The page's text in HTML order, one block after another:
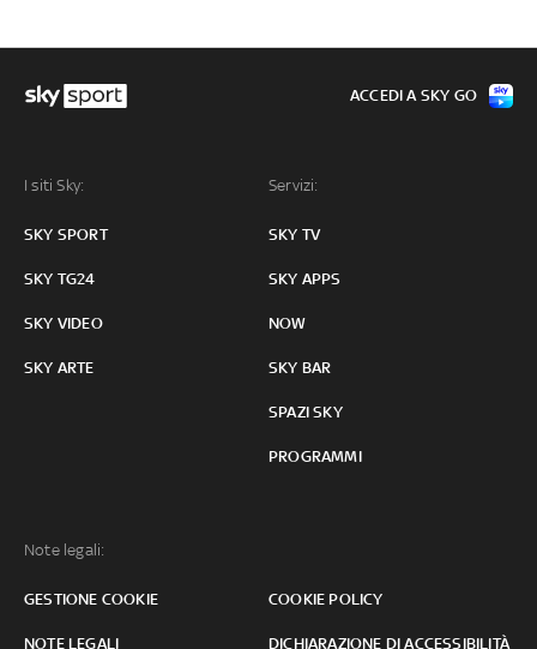
I siti Sky:
SKY SPORT
SKY TG24
SKY VIDEO
SKY ARTE
Servizi:
SKY TV
SKY APPS
NOW
SKY BAR
SPAZI SKY
PROGRAMMI
Note legali:
GESTIONE COOKIE COOKIE POLICY
NOTE LEGALI DICHIARAZIONE DI ACCESSIBILITÀ
ACCEDI A SKY GO